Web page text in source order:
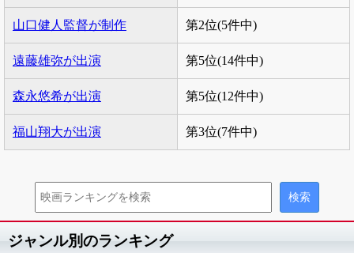
山口健人監督が制作 第2位(5件中)
遠藤雄弥が出演 第5位(14件中)
森永悠希が出演 第5位(12件中)
福山翔大が出演 第3位(7件中)
ジャンル別のランキング